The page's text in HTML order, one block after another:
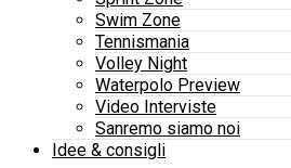
Swim Zone
Tennismania
Volley Night
Waterpolo Preview
Video Interviste
Sanremo siamo noi
Idee & consigli